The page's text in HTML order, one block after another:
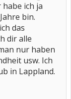
ich ja
bin.
das
dir alle
nur haben
usw. Ich
in Lappland.